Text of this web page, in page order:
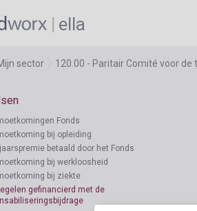
ella
sector 120.00 - Paritair Comité voor de
Fonds
bij opleiding
betaald door het Fonds
bij werkloosheid
bij ziekte
gefinancierd met de